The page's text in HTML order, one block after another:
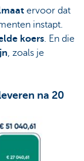
ervoor dat
instapt.
koers. En die
, zoals je
na 20